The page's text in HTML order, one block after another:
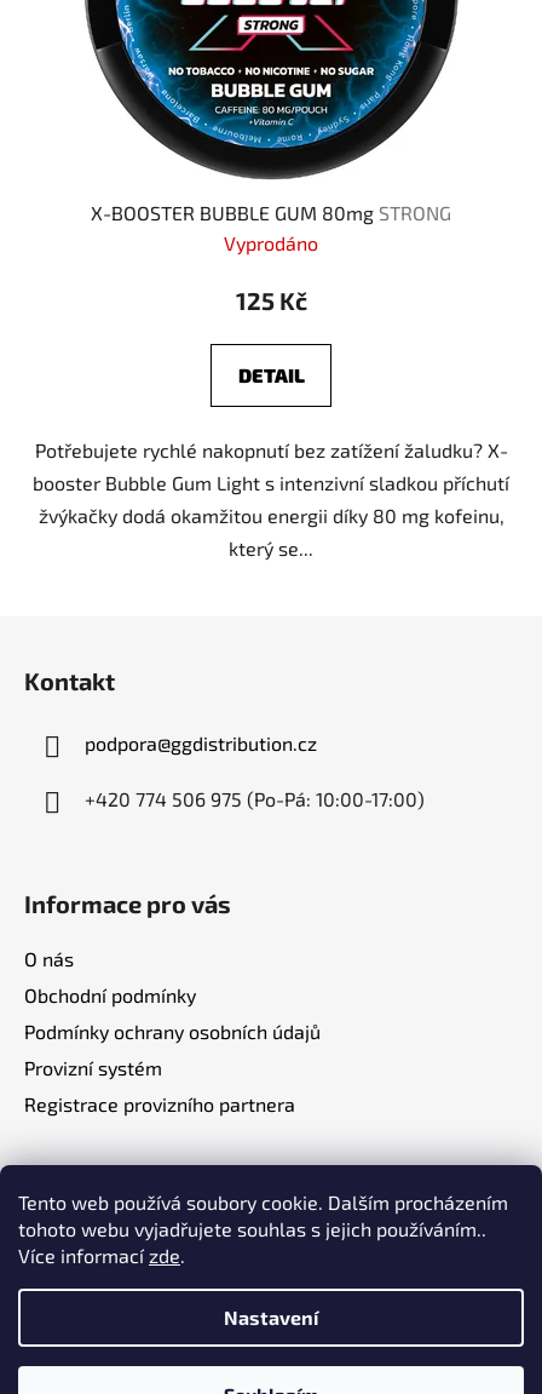
Tento web používá soubory cookie. Dalším procházením
tohoto webu vyjadřujete souhlas s jejich používáním..
Více informacízde.
Nastavení
X-BOOSTER BUBBLE GUM 80mg STRONG
Vyprodáno
125 Kč
DETAIL
Potřebujete rychlé nakopnutí bez zatížení žaludku? X-
booster Bubble Gum Light s intenzivní sladkou příchutí
žvýkačky dodá okamžitou energii díky 80 mg kofeinu,
který se...
Kontakt
podpora@ggdistribution.cz
+420 774 506 975 (Po-Pá: 10:00-17:00)
Informace pro vás
O nás
Obchodní podmínky
Podmínky ochrany osobních údajů
Provizní systém
Registrace provizního partnera
Vytvořil Shoptet